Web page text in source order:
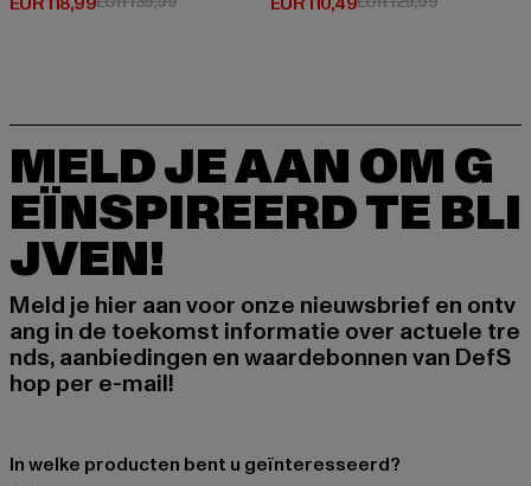
MELD JE AAN OM G
EÏNSPIREERD TE BLI
JVEN!
Meld je hier aan voor onze nieuwsbrief en ontv
ang in de toekomst informatie over actuele tre
nds, aanbiedingen en waardebonnen van DefS
hop per e-mail!
In welke producten bent u geïnteresseerd?